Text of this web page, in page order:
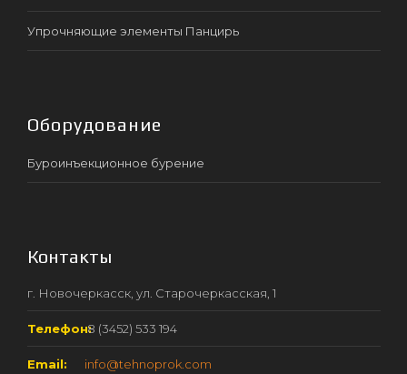
Упрочняющие элементы Панцирь
Оборудование
Буроинъекционное бурение
Контакты
г. Новочеркасск, ул. Старочеркасская, 1
Телефон:8 (3452) 533 194
Email: info@tehnoprok.com